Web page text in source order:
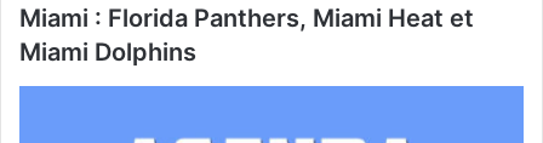
Miami : Florida Panthers, Miami Heat et
Miami Dolphins